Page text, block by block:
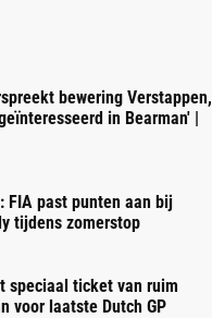
bewering Verstappen,
in Bearman' |
FIA past punten aan bij
tijdens zomerstop
speciaal ticket van ruim
voor laatste Dutch GP